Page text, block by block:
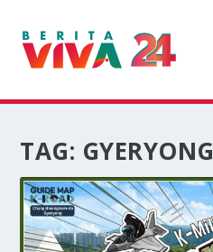
TAG: GYERYONG